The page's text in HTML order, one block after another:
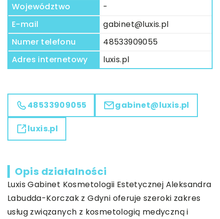
Województwo
-
E-mail
gabinet@luxis.pl
Numer telefonu
48533909055
Adres internetowy
luxis.pl
48533909055 gabinet@luxis.pl
luxis.pl
Opis działalności
Luxis Gabinet Kosmetologii Estetycznej Aleksandra
Labudda-Korczak z Gdyni oferuje szeroki zakres
usług związanych z kosmetologią medyczną i